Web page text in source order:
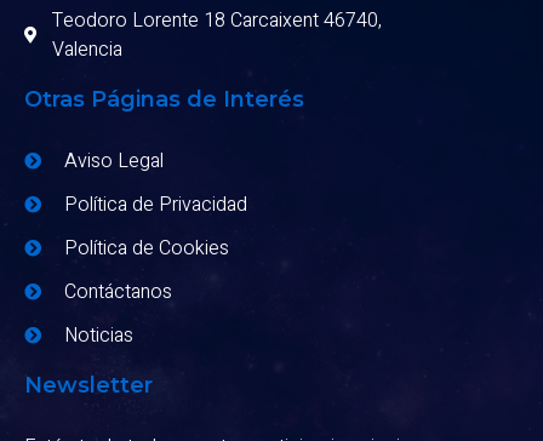
Teodoro Lorente 18 Carcaixent 46740,
Valencia
Otras Páginas de Interés
Aviso Legal
Política de Privacidad
Política de Cookies
Contáctanos
Noticias
Newsletter